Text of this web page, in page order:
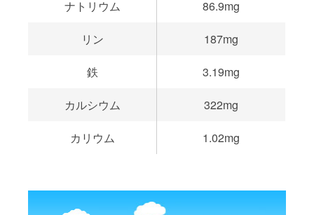
ナトリウム 86.9mg
リン 187mg
鉄 3.19mg
カルシウム 322mg
カリウム 1.02mg